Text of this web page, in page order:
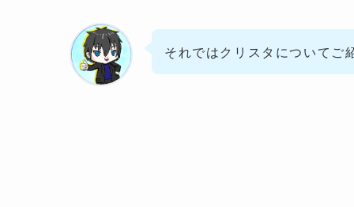
それではクリスタについてご